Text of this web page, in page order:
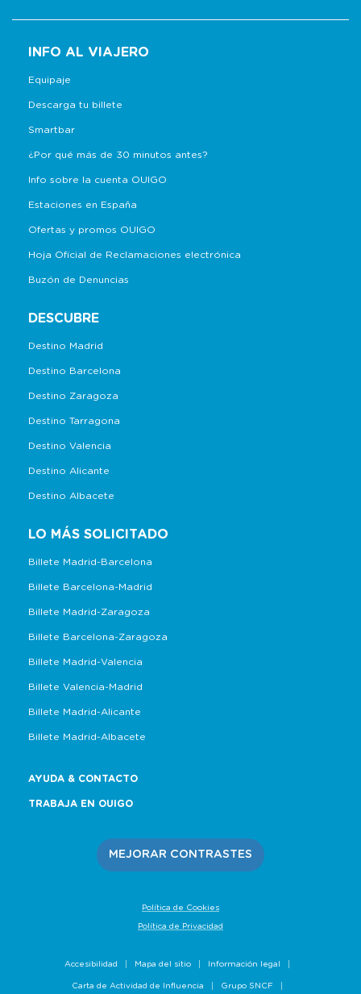
INFO AL VIAJERO
Equipaje
Descarga tu billete
Smartbar
¿Por qué más de 30 minutos antes?
Info sobre la cuenta OUIGO
Estaciones en España
Ofertas y promos OUIGO
Hoja Oficial de Reclamaciones electrónica
Buzón de Denuncias
DESCUBRE
Destino Madrid
Destino Barcelona
Destino Zaragoza
Destino Tarragona
Destino Valencia
Destino Alicante
Destino Albacete
LO MÁS SOLICITADO
Billete Madrid-Barcelona
Billete Barcelona-Madrid
Billete Madrid-Zaragoza
Billete Barcelona-Zaragoza
Billete Madrid-Valencia
Billete Valencia-Madrid
Billete Madrid-Alicante
Billete Madrid-Albacete
AYUDA & CONTACTO
TRABAJA EN OUIGO
MEJORAR CONTRASTES
Política de Cookies
Política de Privacidad
Accesibilidad Mapa del sitio Información legal
Carta de Actividad de Influencia Grupo SNCF